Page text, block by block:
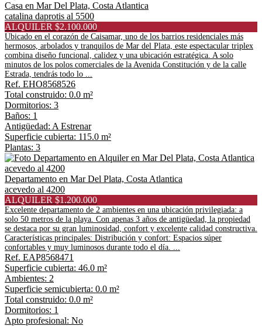
Casa en Mar Del Plata, Costa Atlantica
catalina daprotis al 5500
ALQUILER $2.100.000
Ubicado en el corazón de Caisamar, uno de los barrios residenciales más
hermosos, arbolados y tranquilos de Mar del Plata, este espectacular triplex
combina diseño funcional, calidez y una ubicación estratégica. A solo
minutos de los polos comerciales de la Avenida Constitución y de la calle
Estrada, tendrás todo lo ...
Ref. EHO8568526
Total construido: 0.0 m²
Dormitorios: 3
Baños: 1
Antigüedad: A Estrenar
Superficie cubierta: 115.0 m²
Plantas: 3
Departamento en Mar Del Plata, Costa Atlantica
acevedo al 4200
ALQUILER $1.200.000
Excelente departamento de 2 ambientes en una ubicación privilegiada: a
solo 50 metros de la playa. Con apenas 3 años de antigüedad, la propiedad
se destaca por su gran luminosidad, confort y excelente calidad constructiva.
Características principales: Distribución y confort: Espacios súper
confortables y muy luminosos durante todo el día. ...
Ref. EAP8568471
Superficie cubierta: 46.0 m²
Ambientes: 2
Superficie semicubierta: 0.0 m²
Total construido: 0.0 m²
Dormitorios: 1
Apto profesional: No